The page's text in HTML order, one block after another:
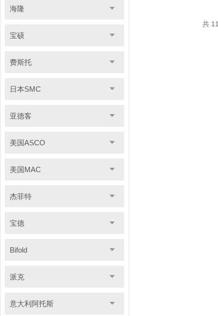
海隆
宝硕
费斯托
日本SMC
亚德客
美国ASCO
美国MAC
杰菲特
宝德
Bifold
派克
意大利阿托斯
共